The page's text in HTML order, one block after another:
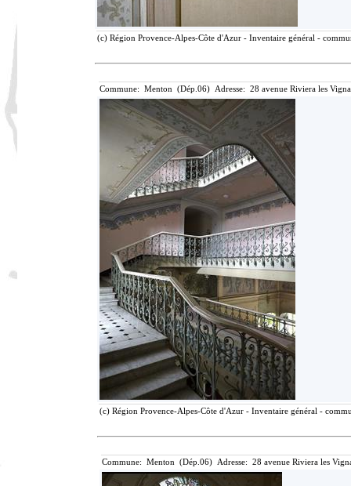
(c) Région Provence-Alpes-Côte d'Azur - Inventaire général -
Commune: Menton (Dép.06) Adresse: 28 avenue Riviera les
(c) Région Provence-Alpes-Côte d'Azur - Inventaire général -
Commune: Menton (Dép.06) Adresse: 28 avenue Riviera les